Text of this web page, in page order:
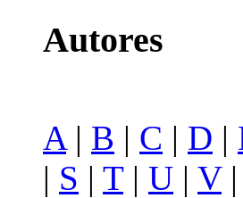
Autores
A | B | C | D |
| S | T| U | V|